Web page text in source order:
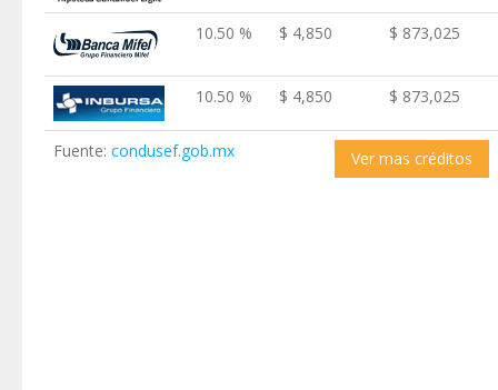
10.50 % $ 4,850 $ 873,025
10.50 % $ 4,850 $ 873,025
Fuente: condusef.gob.mx Ver mas créditos